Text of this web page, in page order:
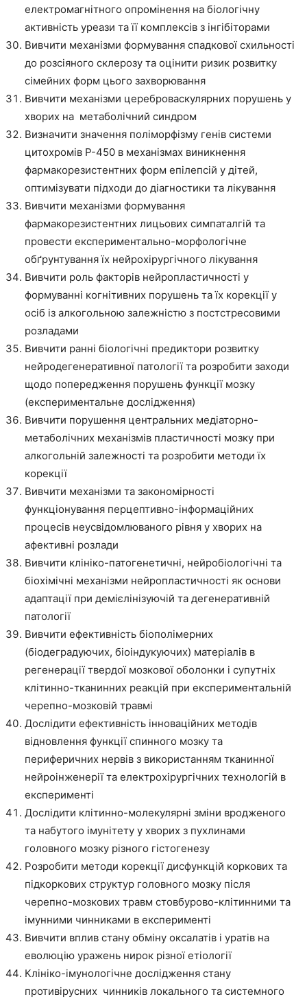
електромагнітного опромінення на біологічну
активність уреази та її комплексів з інгібіторами
Вивчити механізми формування спадкової схильності
до розсіяного склерозу та оцінити ризик розвитку
сімейних форм цього захворювання
Вивчити механізми цереброваскулярних порушень у
хворих на метаболічний синдром
Визначити значення поліморфізму генів системи
цитохромів Р-450 в механізмах виникнення
фармакорезистентних форм епілепсій у дітей,
оптимізувати підходи до діагностики та лікування
Вивчити механізми формування
фармакорезистентних лицьових симпаталгій та
провести експериментально-морфологічне
обґрунтування їх нейрохірургічного лікування
Вивчити роль факторів нейропластичності у
формуванні когнітивних порушень та їх корекції у
осіб із алкогольною залежністю з постстресовими
розладами
Вивчити ранні біологічні предиктори розвитку
нейродегенеративної патології та розробити заходи
щодо попередження порушень функції мозку
(експериментальне дослідження)
Вивчити порушення центральних медіаторно-
метаболічних механізмів пластичності мозку при
алкогольній залежності та розробити методи їх
корекції
Вивчити механізми та закономірності
функціонування перцептивно-інформаційних
процесів неусвідомлюваного рівня у хворих на
афективні розлади
Вивчити клініко-патогенетичні, нейробіологічні та
біохімічні механізми нейропластичності як основи
адаптації при демієлінізуючій та дегенеративній
патології
Вивчити ефективність біополімерних
(біодеградуючих, біоіндукуючих) матеріалів в
регенерації твердої мозкової оболонки і супутніх
клітинно-тканинних реакцій при експериментальній
черепно-мозковій травмі
Дослідити ефективність інноваційних методів
відновлення функції спинного мозку та
периферичних нервів з використанням тканинної
нейроінженерії та електрохірургічних технологій в
експерименті
Дослідити клітинно-молекулярні зміни вродженого
та набутого імунітету у хворих з пухлинами
головного мозку різного гістогенезу
Розробити методи корекції дисфункцій коркових та
підкоркових структур головного мозку після
черепно-мозкових травм стовбурово-клітинними та
імунними чинниками в експерименті
Вивчити вплив стану обміну оксалатів і уратів на
еволюцію уражень нирок різної етіології
Клініко-імунологічне дослідження стану
противірусних чинників локального та системного